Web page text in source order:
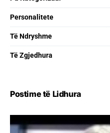
Personalitete
Të Ndryshme
Të Zgjedhura
Postime të Lidhura